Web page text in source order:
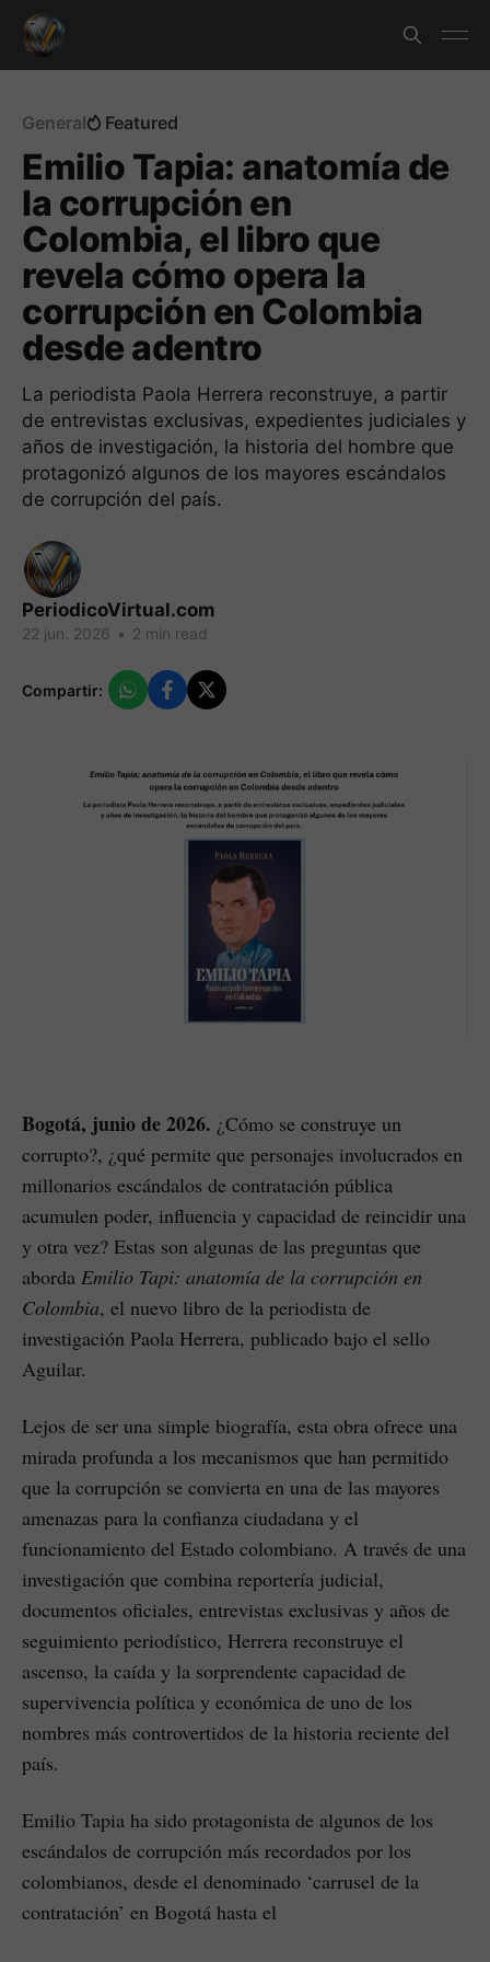
General Featured
Emilio Tapia: anatomía de
la corrupción en
Colombia, el libro que
revela cómo opera la
corrupción en Colombia
desde adentro
La periodista Paola Herrera reconstruye, a partir
de entrevistas exclusivas, expedientes judiciales y
años de investigación, la historia del hombre que
protagonizó algunos de los mayores escándalos
de corrupción del país.
PeriodicoVirtual.com
22 jun. 2026 • 2 min read
Compartir:
Bogotá, junio de 2026. ¿Cómo se construye un
corrupto?, ¿qué permite que personajes involucrados en
millonarios escándalos de contratación pública
acumulen poder, influencia y capacidad de reincidir una
y otra vez? Estas son algunas de las preguntas que
aborda Emilio Tapi: anatomía de la corrupción en
Colombia, el nuevo libro de la periodista de
investigación Paola Herrera, publicado bajo el sello
Aguilar.
Lejos de ser una simple biografía, esta obra ofrece una
mirada profunda a los mecanismos que han permitido
que la corrupción se convierta en una de las mayores
amenazas para la confianza ciudadana y el
funcionamiento del Estado colombiano. A través de una
investigación que combina reportería judicial,
documentos oficiales, entrevistas exclusivas y años de
seguimiento periodístico, Herrera reconstruye el
ascenso, la caída y la sorprendente capacidad de
supervivencia política y económica de uno de los
nombres más controvertidos de la historia reciente del
país.
Emilio Tapia ha sido protagonista de algunos de los
escándalos de corrupción más recordados por los
colombianos, desde el denominado ‘carrusel de la
contratación’ en Bogotá hasta el